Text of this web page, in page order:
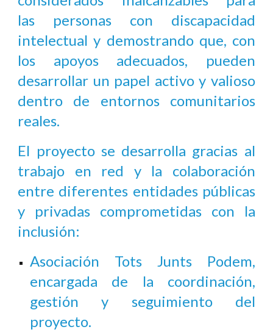
las personas con discapacidad
intelectual y demostrando que, con
los apoyos adecuados, pueden
desarrollar un papel activo y valioso
dentro de entornos comunitarios
reales.
El proyecto se desarrolla gracias al
trabajo en red y la colaboración
entre diferentes entidades públicas
y privadas comprometidas con la
inclusión:
Asociación Tots Junts Podem,
encargada de la coordinación,
gestión y seguimiento del
proyecto.